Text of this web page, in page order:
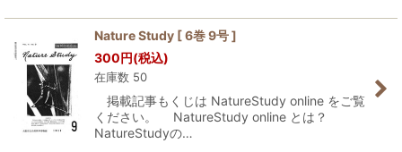
Nature Study [ 6巻 9号 ]
300円(税込)
在庫数 50
掲載記事もくじは NatureStudy online をご覧
ください。 NatureStudy online とは？
NatureStudyの…